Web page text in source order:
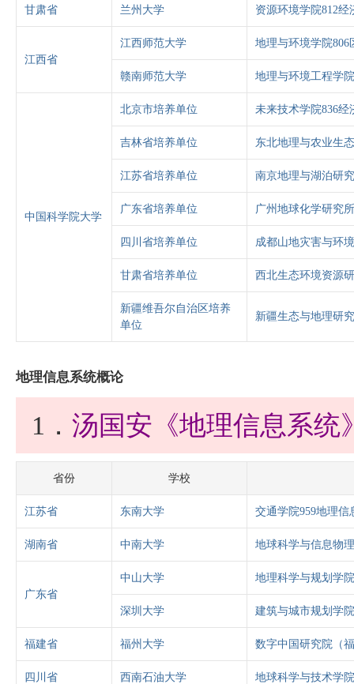
甘肃省 兰州大学 资源环境学院812经
江西省
江西师范大学 地理与环境学院806
赣南师范大学 地理与环境工程学
中国科学院大学
北京市培养单位 未来技术学院836经
吉林省培养单位 东北地理与农业生
江苏省培养单位 南京地理与湖泊研
广东省培养单位 广州地球化学研究
四川省培养单位 成都山地灾害与环
甘肃省培养单位 西北生态环境资源
新疆维吾尔自治区培养
单位
新疆生态与地理研
地理信息系统概论
1． 汤国安《地理信息系统
省份 学校
江苏省 东南大学 交通学院959地理信
湖南省 中南大学 地球科学与信息物
广东省
中山大学 地理科学与规划学
深圳大学 建筑与城市规划学
福建省 福州大学 数字中国研究院（
四川省 西南石油大学 地球科学与技术学